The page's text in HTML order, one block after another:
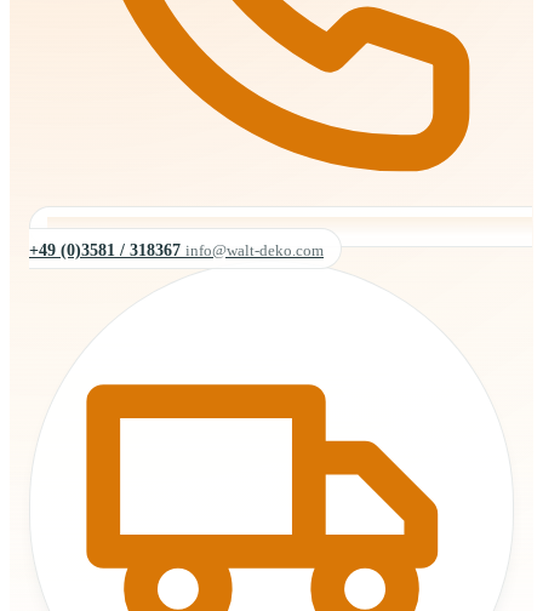
+49 (0)3581 / 318367 info@walt-deko.com